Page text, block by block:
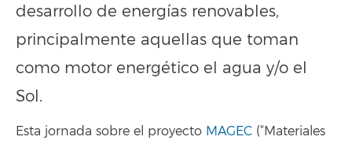
desarrollo de energías renovables,
principalmente aquellas que toman
como motor energético el agua y/o el
Sol.
Esta jornada sobre el proyecto MAGEC (“Materiales